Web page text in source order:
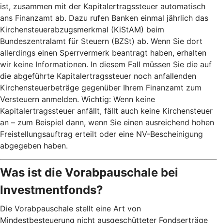
ist, zusammen mit der Kapitalertragssteuer automatisch
ans Finanzamt ab. Dazu rufen Banken einmal jährlich das
Kirchensteuerabzugsmerkmal (KiStAM) beim
Bundeszentralamt für Steuern (BZSt) ab. Wenn Sie dort
allerdings einen Sperrvermerk beantragt haben, erhalten
wir keine Informationen. In diesem Fall müssen Sie die auf
die abgeführte Kapitalertragssteuer noch anfallenden
Kirchensteuerbeträge gegenüber Ihrem Finanzamt zum
Versteuern anmelden. Wichtig: Wenn keine
Kapitalertragssteuer anfällt, fällt auch keine Kirchensteuer
an – zum Beispiel dann, wenn Sie einen ausreichend hohen
Freistellungsauftrag erteilt oder eine NV-Bescheinigung
abgegeben haben.
Was ist die Vorabpauschale bei
Investmentfonds?
Die Vorabpauschale stellt eine Art von
Mindestbesteuerung nicht ausgeschütteter Fondserträge